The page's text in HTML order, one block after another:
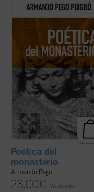
Poética del monasterioreflexiona
alrededor de los espacios fundamentales
antropológico de las tres figuras: el hogar,
la escuela y la celda, reivindicando una
pedagogía humanista fundada en la ...
(ver
Poética del
monasterio
Armando Pego
23,00€ IVA incluido